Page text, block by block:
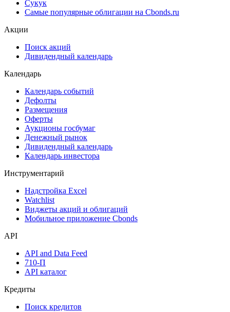
Сукук
Самые популярные облигации на Cbonds.ru
Акции
Поиск акций
Дивидендный календарь
Календарь
Календарь событий
Дефолты
Размещения
Оферты
Аукционы госбумаг
Денежный рынок
Дивидендный календарь
Календарь инвестора
Инструментарий
Надстройка Excel
Watchlist
Виджеты акций и облигаций
Мобильное приложение Cbonds
API
API and Data Feed
710-П
API каталог
Кредиты
Поиск кредитов